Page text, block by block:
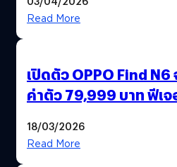
Read More
เปิดตัว OPPO Find
ค่าตัว 79,999 บาท ฟีเจ
18/03/2026
Read More